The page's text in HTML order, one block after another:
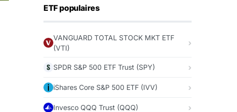
ETF populaires
VANGUARD TOTAL STOCK MKT ETF
(VTI)
SPDR S&P 500 ETF Trust (SPY)
iShares Core S&P 500 ETF (IVV)
Invesco QQQ Trust (QQQ)